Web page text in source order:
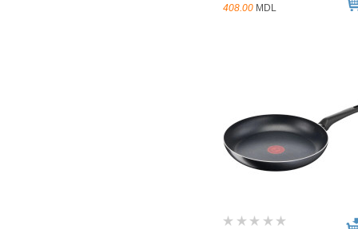
408.00 MDL